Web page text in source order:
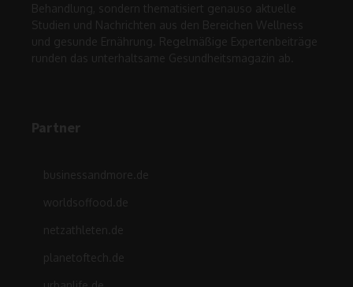
Behandlung, sondern thematisiert genauso aktuelle
Studien und Nachrichten aus den Bereichen Wellness
und gesunde Ernährung. Regelmäßige Expertenbeiträge
runden das unterhaltsame Gesundheitsmagazin ab.
Partner
businessandmore.de
worldsoffood.de
netzathleten.de
planetoftech.de